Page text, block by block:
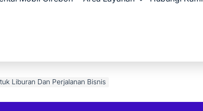
Liburan Dan Perjalanan Bisnis